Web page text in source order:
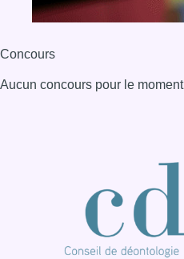
Concours
Aucun concours pour le moment